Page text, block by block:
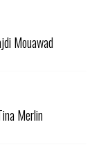
Mouawad
Merlin